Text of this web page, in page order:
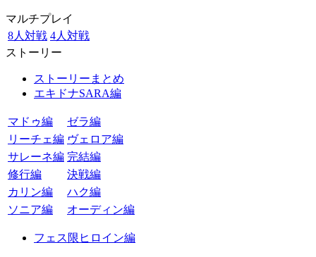
マルチプレイ
8人対戦 4人対戦
ストーリー
ストーリーまとめ
エキドナSARA編
マドゥ編
ゼラ編
リーチェ編 ヴェロア編
サレーネ編 完結編
修行編
決戦編
カリン編
ハク編
ソニア編
オーディン編
フェス限ヒロイン編